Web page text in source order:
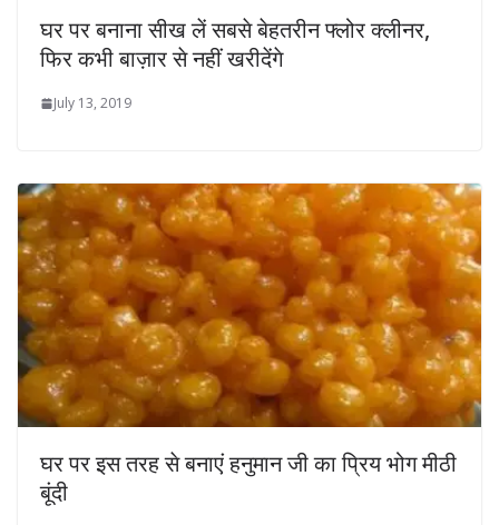
घर पर बनाना सीख लें सबसे बेहतरीन फ्लोर क्लीनर,
फिर कभी बाज़ार से नहीं खरीदेंगे
July 13, 2019
घर पर इस तरह से बनाएं हनुमान जी का प्रिय भोग मीठी
बूंदी